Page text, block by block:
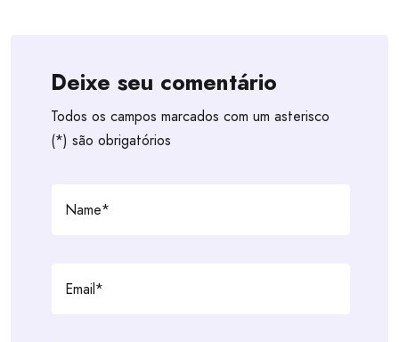
Deixe seu comentário
Todos os campos marcados com um asterisco
(*) são obrigatórios